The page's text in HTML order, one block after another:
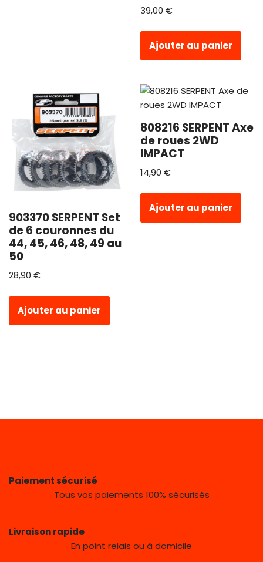
39,00 €
Ajouter au panier
903370 SERPENT Set
de 6 couronnes du
44, 45, 46, 48, 49 au
50
28,90 €
Ajouter au panier
808216 SERPENT Axe
de roues 2WD
IMPACT
14,90 €
Ajouter au panier
Paiement sécurisé
Tous vos paiements 100% sécurisés
Livraison rapide
En point relais ou à domicile